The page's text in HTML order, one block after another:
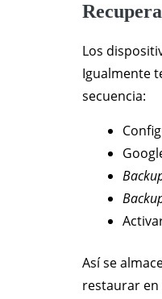
Los
Igualmente
secuencia:
Así se
restaurar en